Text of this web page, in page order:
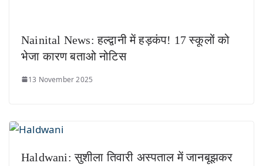
Nainital News: हल्द्वानी में हड़कंप! 17 स्कूलों को
भेजा कारण बताओ नोटिस
13 November 2025
Haldwani: सुशीला तिवारी अस्पताल में जानबूझकर